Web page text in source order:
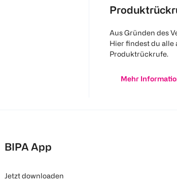
Aus Gründen des
Hier findest du alle
Produktrückrufe.
Mehr
BIPA App
Jetzt downloaden